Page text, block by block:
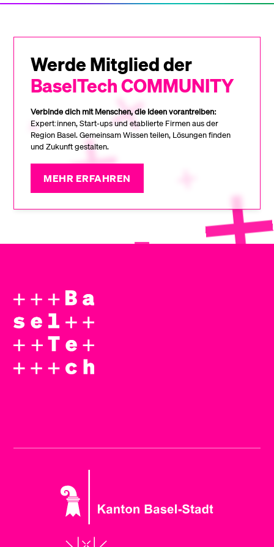
Werde Mitglied der
BaselTech COMMUNITY
Verbinde dich mit Menschen, die Ideen vorantreiben:
Expert:innen, Start-ups und etablierte Firmen aus der
Region Basel. Gemeinsam Wissen teilen, Lösungen finden
und Zukunft gestalten.
MEHR ERFAHREN